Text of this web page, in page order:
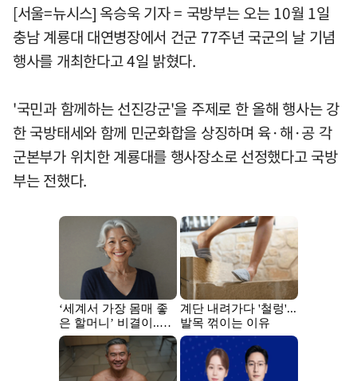
[서울=뉴시스] 옥승욱 기자 = 국방부는 오는 10월 1일
충남 계룡대 대연병장에서 건군 77주년 국군의 날 기념
행사를 개최한다고 4일 밝혔다.
'국민과 함께하는 선진강군'을 주제로 한 올해 행사는 강
한 국방태세와 함께 민군화합을 상징하며 육·해·공 각
군본부가 위치한 계룡대를 행사장소로 선정했다고 국방
부는 전했다.